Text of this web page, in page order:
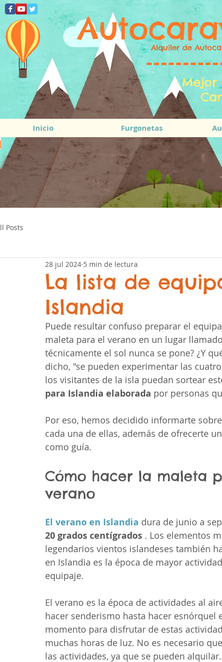
Alquiler de
Mejor
Inicio Furgonetas
Posts
La lista de
Islandia
28 jul 2024 5 min de lectura
Puede resultar confuso preparar el
maleta para el verano en un lugar
técnicamente el sol nunca se pone? ¿Y
dicho, "se pueden experimentar las
los visitantes de la isla puedan sortear
para Islandia elaborada por personas
Por eso, hemos decidido informarte
cada una de ellas, además de ofrecerte
como guía.
Cómo hacer la maleta
verano
El verano en Islandia dura de junio a
20 grados centígrados . Los elementos
legendarios vientos islandeses también
en Islandia es la época de mayor
equipaje.
El verano es la época de actividades al
hacer senderismo hasta hacer esnórquel
momento para disfrutar de estas
muchas horas de luz. No es necesario
las actividades, ya que se pueden